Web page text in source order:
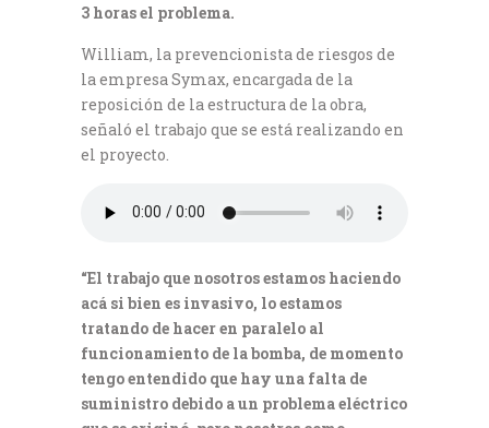
3 horas el problema.
William, la prevencionista de riesgos de
la empresa Symax, encargada de la
reposición de la estructura de la obra,
señaló el trabajo que se está realizando en
el proyecto.
“El trabajo que nosotros estamos haciendo
acá si bien es invasivo, lo estamos
tratando de hacer en paralelo al
funcionamiento de la bomba, de momento
tengo entendido que hay una falta de
suministro debido a un problema eléctrico